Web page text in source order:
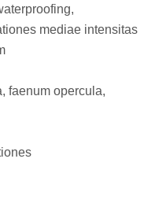
mediae intensitas
faenum opercula,